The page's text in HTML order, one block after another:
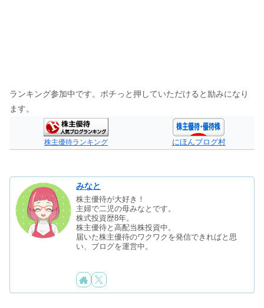
ランキング参加中です。ポチっと押していただけると励みになり
ます。
株主優待ランキング にほんブログ村
みなと
株主優待が大好き！
主婦で二児の母みなとです。
株式投資歴8年。
株主優待と高配当株投資中。
届いた株主優待のワクワクを発信できればと思
い、ブログを運営中。